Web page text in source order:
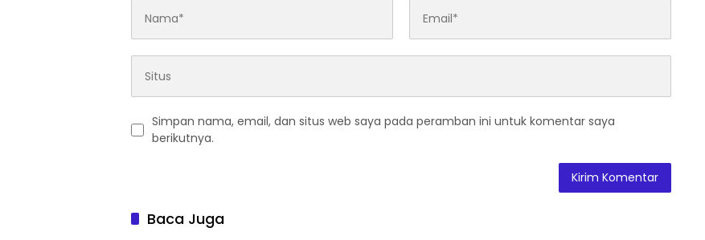
Simpan nama, email, dan situs web saya pada peramban ini untuk komentar saya
berikutnya.
Baca Juga